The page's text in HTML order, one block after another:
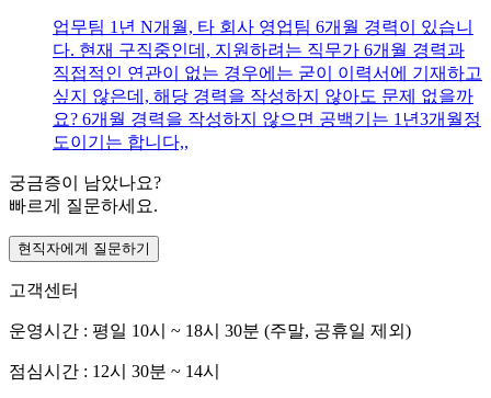
업무팀 1년 N개월, 타 회사 영업팀 6개월 경력이 있습니
다. 현재 구직중인데, 지원하려는 직무가 6개월 경력과
직접적인 연관이 없는 경우에는 굳이 이력서에 기재하고
싶지 않은데, 해당 경력을 작성하지 않아도 문제 없을까
요? 6개월 경력을 작성하지 않으면 공백기는 1년3개월정
도이기는 합니다,,
궁금증이 남았나요?
빠르게 질문하세요.
현직자에게 질문하기
고객센터
운영시간 : 평일 10시 ~ 18시 30분 (주말, 공휴일 제외)
점심시간 : 12시 30분 ~ 14시